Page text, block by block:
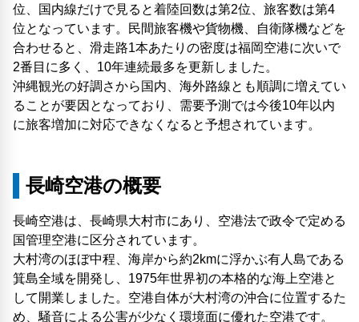
位、国内線だけで見ると着陸回数は第2位、旅客数は第4
位となっています。民間旅客機や貨物機、自衛隊機などを
合わせると、滑走路1本あたりの密度は福岡空港に次いで
2番目に多く、10年連続最多を更新しました。
沖縄観光の好調さから国内、海外路線とも順調に増えてい
ることが要因となっており、需要予測では今後10年以内
に旅客増加に対応できなくなると予想されています。
長崎空港の概要
長崎空港は、長崎県大村市にあり、空港法で政令で定める
国管理空港に区分されています。
大村湾のほぼ中程、海岸から約2kmに浮かぶ有人島である
箕島全域を開発し、1975年世界初の本格的な海上空港と
して開業しました。空港自体が大村湾の沖合に位置するた
め、騒音による公害が少なく環境面に優れた空港です。